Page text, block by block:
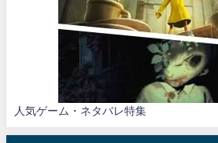
人気ゲーム・ネタバレ特集